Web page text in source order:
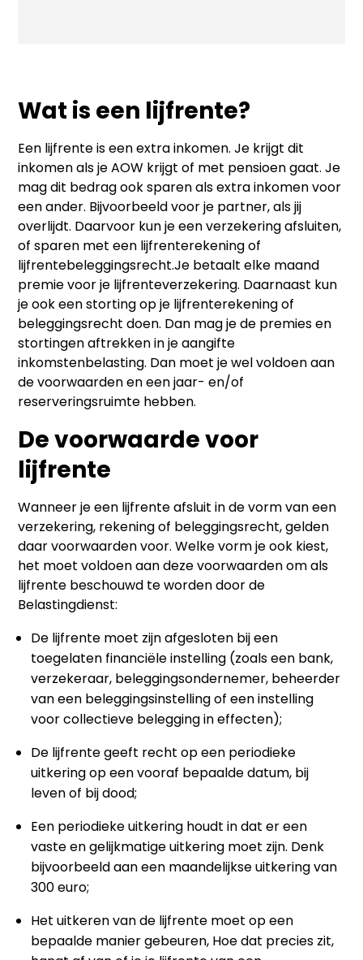
Wat is een lijfrente?
Een lijfrente is een extra inkomen. Je krijgt dit
inkomen als je AOW krijgt of met pensioen gaat. Je
mag dit bedrag ook sparen als extra inkomen voor
een ander. Bijvoorbeeld voor je partner, als jij
overlijdt. Daarvoor kun je een verzekering afsluiten,
of sparen met een lijfrenterekening of
lijfrentebeleggingsrecht.Je betaalt elke maand
premie voor je lijfrenteverzekering. Daarnaast kun
je ook een storting op je lijfrenterekening of
beleggingsrecht doen. Dan mag je de premies en
stortingen aftrekken in je aangifte
inkomstenbelasting. Dan moet je wel voldoen aan
de voorwaarden en een jaar- en/of
reserveringsruimte hebben.
De voorwaarde voor
lijfrente
Wanneer je een lijfrente afsluit in de vorm van een
verzekering, rekening of beleggingsrecht, gelden
daar voorwaarden voor. Welke vorm je ook kiest,
het moet voldoen aan deze voorwaarden om als
lijfrente beschouwd te worden door de
Belastingdienst:
De lijfrente moet zijn afgesloten bij een
toegelaten financiële instelling (zoals een bank,
verzekeraar, beleggingsondernemer, beheerder
van een beleggingsinstelling of een instelling
voor collectieve belegging in effecten);
De lijfrente geeft recht op een periodieke
uitkering op een vooraf bepaalde datum, bij
leven of bij dood;
Een periodieke uitkering houdt in dat er een
vaste en gelijkmatige uitkering moet zijn. Denk
bijvoorbeeld aan een maandelijkse uitkering van
300 euro;
Het uitkeren van de lijfrente moet op een
bepaalde manier gebeuren, Hoe dat precies zit,